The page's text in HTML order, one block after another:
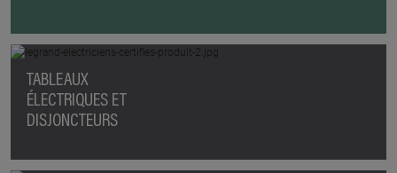
TABLEAUX
ÉLECTRIQUES ET
DISJONCTEURS